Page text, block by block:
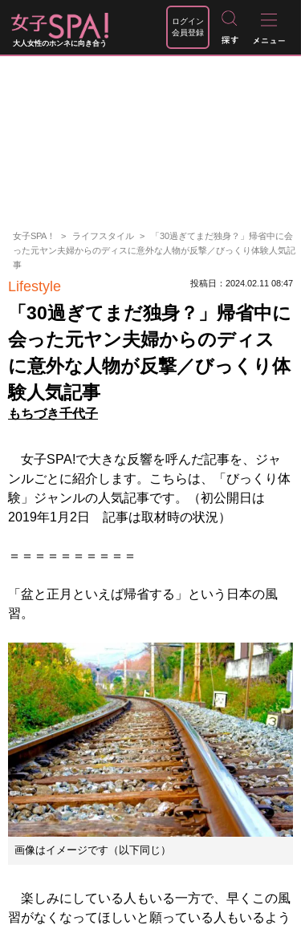
大人女性のホンネに向き合う
ログイン
会員登録
女子SPA！ ライフスタイル
「30過ぎてまだ独身？」帰省中に会
った元ヤン夫婦からのディスに意外な人物が反撃／びっくり体験人気記
事
Lifestyle 投稿日：2024.02.11 08:47
「30過ぎてまだ独身？」帰省中に
会った元ヤン夫婦からのディス
に意外な人物が反撃／びっくり体
験人気記事
もちづき千代子
女子SPA!で大きな反響を呼んだ記事を、ジャ
ンルごとに紹介します。こちらは、「びっくり体
験」ジャンルの人気記事です。（初公開日は
2019年1月2日 記事は取材時の状況）
＝＝＝＝＝＝＝＝＝＝
「盆と正月といえば帰省する」という日本の風
習。
画像はイメージです（以下同じ）
楽しみにしている人もいる一方で、早くこの風
習がなくなってほしいと願っている人もいるよう